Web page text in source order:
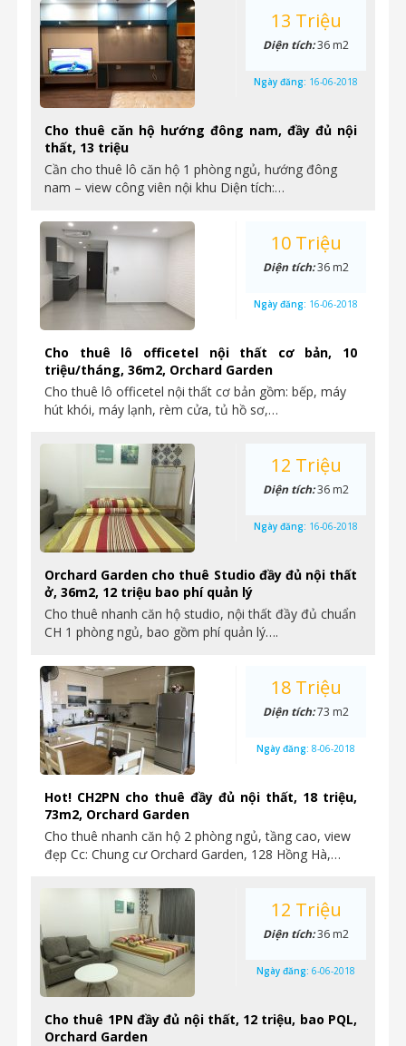
Cho thuê căn hộ hướng đông nam, đầy đủ nội
thất, 13 triệu
Cần cho thuê lô căn hộ 1 phòng ngủ, hướng đông
nam – view công viên nội khu Diện tích:…
13 Triệu
Diện tích:36 m2
Ngày đăng: 16-06-2018
Cho thuê lô officetel nội thất cơ bản, 10
triệu/tháng, 36m2, Orchard Garden
Cho thuê lô officetel nội thất cơ bản gồm: bếp, máy
hút khói, máy lạnh, rèm cửa, tủ hồ sơ,…
10 Triệu
Diện tích:36 m2
Ngày đăng: 16-06-2018
Orchard Garden cho thuê Studio đầy đủ nội thất
ở, 36m2, 12 triệu bao phí quản lý
Cho thuê nhanh căn hộ studio, nội thất đầy đủ chuẩn
CH 1 phòng ngủ, bao gồm phí quản lý….
12 Triệu
Diện tích:36 m2
Ngày đăng: 16-06-2018
Hot! CH2PN cho thuê đầy đủ nội thất, 18 triệu,
73m2, Orchard Garden
Cho thuê nhanh căn hộ 2 phòng ngủ, tầng cao, view
đẹp Cc: Chung cư Orchard Garden, 128 Hồng Hà,…
18 Triệu
Diện tích:73 m2
Ngày đăng: 8-06-2018
Cho thuê 1PN đầy đủ nội thất, 12 triệu, bao PQL,
Orchard Garden
12 Triệu
Diện tích:36 m2
Ngày đăng: 6-06-2018